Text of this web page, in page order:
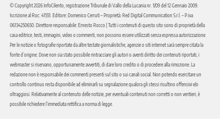
© Copyright 2026 InfoCilento, registrazione Tribunale di Vallo della Lucania nr. 1/09 del 12 Gennaio 2009.
Iscrizione al Roc: 41551. Editore: Domenico Cerruti – Proprietà: Red Digital Communication S.r.l. – P.iva
06134250650. Direttore responsabile: Ernesto Rocco | Tutti i contenuti di questo sito sono di proprietà della
casa editrice, testi, immagini, video o commenti, non possono essere utilizzati senza espressa autorizzazione.
Per le notizie o fotografie riportate da altre testate giornalistiche, agenzie o siti internet sarà sempre citata la
fonte d’origine. Dove non sia stato possibile rintracciare gli autori o aventi diritto dei contenuti riportati, i
webmaster si riservano, opportunamente avvertiti, di dare loro credito o di procedere alla rimozione. La
redazione non è responsabile dei commenti presenti sul sito o sui canali social. Non potendo esercitare un
controllo continuo resta disponibile ad eliminarli su segnalazione qualora gli stessi risultino offensivi e/o
oltraggiosi. Relativamente al contenuto delle notizie, per eventuali contenuti non corretti o non veritieri, è
possibile richiedere l’immediata rettifica a norma di legge.